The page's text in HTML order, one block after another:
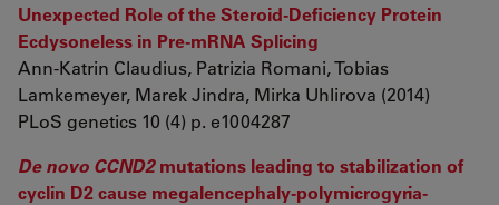
Unexpected Role of the Steroid-Deficiency Protein
Ecdysoneless in Pre-mRNA Splicing
Ann-Katrin Claudius, Patrizia Romani, Tobias
Lamkemeyer, Marek Jindra, Mirka Uhlirova (2014)
PLoS genetics 10 (4) p. e1004287
De novo CCND2mutations leading to stabilization of
cyclin D2 cause megalencephaly-polymicrogyria-